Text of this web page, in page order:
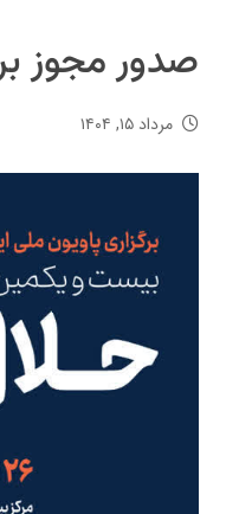
صدور مجوز
مرداد ۱۵, ۱۴۰۴